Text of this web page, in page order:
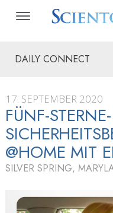
DAILY CONNECT
17. SEPTEMBER 2020
FÜNF-STERNE-
@HOME MIT
SILVER SPRING,